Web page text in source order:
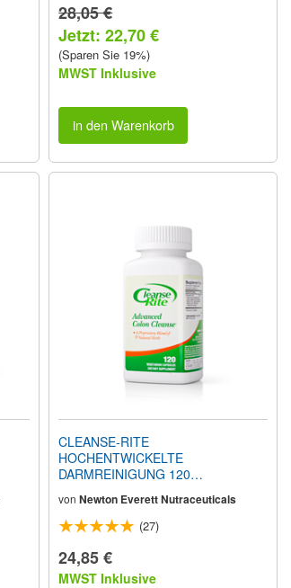
28,05 €
Jetzt: 22,70 €
(Sparen Sie 19%)
MWST Inklusive
in den Warenkorb
CLEANSE-RITE
HOCHENTWICKELTE
DARMREINIGUNG 120
von Newton Everett Nutraceuticals
(27)
24,85 €
MWST Inklusive